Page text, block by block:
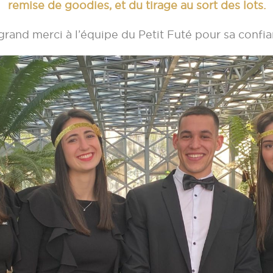
remise de goodies, et du tirage au sort des lots.
merci à l’équipe du Petit Futé pour sa